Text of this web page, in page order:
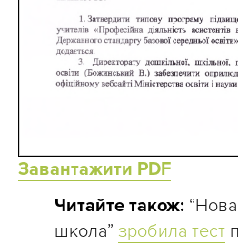
Завантажити PDF
Читайте також:
школа” зробила тест